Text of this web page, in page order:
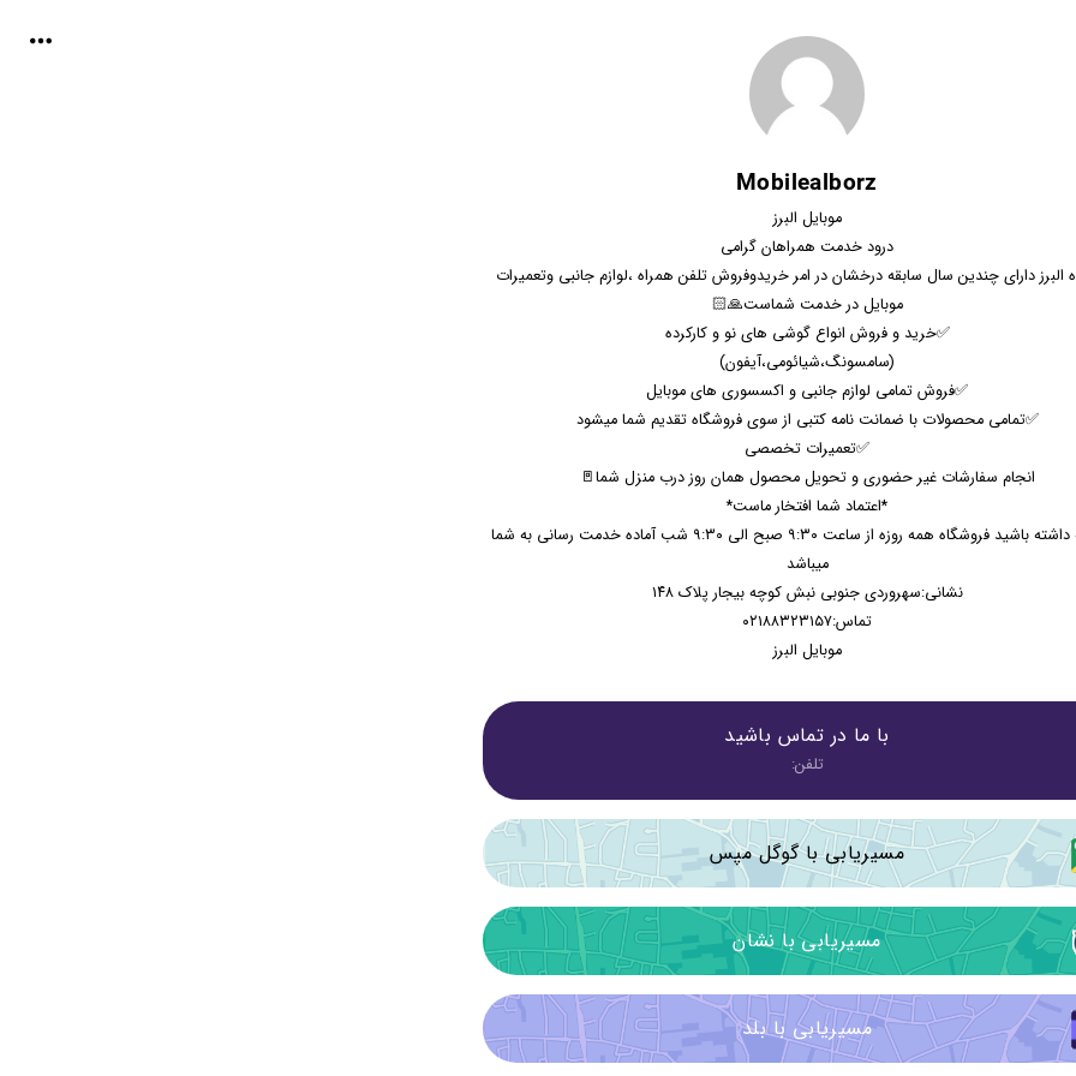
Mobilealborz
موبایل البرز
درود خدمت همراهان گرامی
البرز دارای چندین سال سابقه درخشان در امر خریدوفروش تلفن همراه ،لوازم جانبی وتعمیرات
موبایل در خدمت شماست🙏🏻
✅خرید و فروش انواع گوشی های نو و کارکرده
(سامسونگ،شیائومی،آیفون)
✅فروش تمامی لوازم جانبی و اکسسوری های موبایل
✅تمامی محصولات با ضمانت نامه کتبی از سوی فروشگاه تقدیم شما میشود
✅تعمیرات تخصصی
انجام سفارشات غیر حضوری و تحویل محصول همان روز درب منزل شما🚪
*اعتماد شما افتخار ماست*
⭕️توجه داشته باشید فروشگاه همه روزه از ساعت ۹:۳۰ صبح الی ۹:۳۰ شب آماده خدمت رسانی به شما
میباشد
نشانی:سهروردی جنوبی نبش کوچه بیجار پلاک ۱۴۸
تماس:۰۲۱۸۸۳۲۳۱۵۷
موبایل البرز
با ما در تماس باشید
تلفن:
مسیریابی با گوگل مپس
مسیریابی با نشان
مسیریابی با بلد